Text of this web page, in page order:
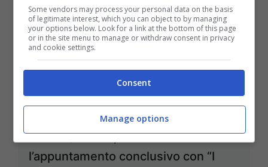
Formia / Shoah, venerdì 18 marzo
l’appuntamento conclusivo con “I
Some vendors may process your personal data on the basis
of legitimate interest, which you can object to by managing
your options below. Look for a link at the bottom of this page
or in the site menu to manage or withdraw consent in privacy
and cookie settings.
Consent
Manage options